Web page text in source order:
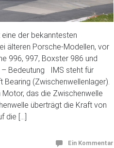
der bekanntesten
älteren Porsche-Modellen, vor
996, 997, Boxster 986 und
Bedeutung IMS steht für
Bearing (Zwischenwellenlager).
Motor, das die Zwischenwelle
überträgt die Kraft von
die […]
Ein Kommentar